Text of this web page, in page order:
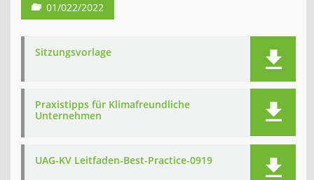
01/022/2022
Sitzungsvorlage
Praxistipps für Klimafreundliche
Unternehmen
UAG-KV Leitfaden-Best-Practice-0919